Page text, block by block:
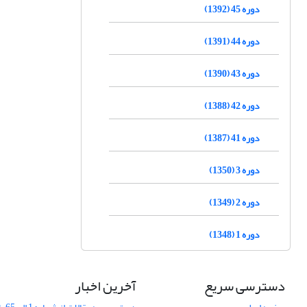
دوره 45 (1392)
دوره 44 (1391)
دوره 43 (1390)
دوره 42 (1388)
دوره 41 (1387)
دوره 3 (1350)
دوره 2 (1349)
دوره 1 (1348)
دسترسی سریع آخرین اخبار